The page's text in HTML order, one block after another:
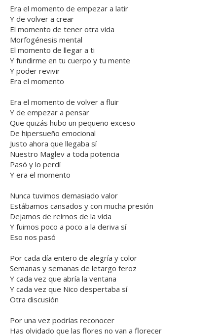
Era el momento de empezar a latir
Y de volver a crear
El momento de tener otra vida
Morfogénesis mental
El momento de llegar a ti
Y fundirme en tu cuerpo y tu mente
Y poder revivir
Era el momento
Era el momento de volver a fluir
Y de empezar a pensar
Que quizás hubo un pequeño exceso
De hipersueño emocional
Justo ahora que llegaba sí
Nuestro Maglev a toda potencia
Pasó y lo perdí
Y era el momento
Nunca tuvimos demasiado valor
Estábamos cansados y con mucha presión
Dejamos de reírnos de la vida
Y fuimos poco a poco a la deriva sí
Eso nos pasó
Por cada día entero de alegría y color
Semanas y semanas de letargo feroz
Y cada vez que abría la ventana
Y cada vez que Nico despertaba sí
Otra discusión
Por una vez podrías reconocer
Has olvidado que las flores no van a florecer